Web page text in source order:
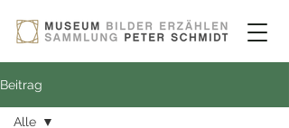
Beitrag
Alle